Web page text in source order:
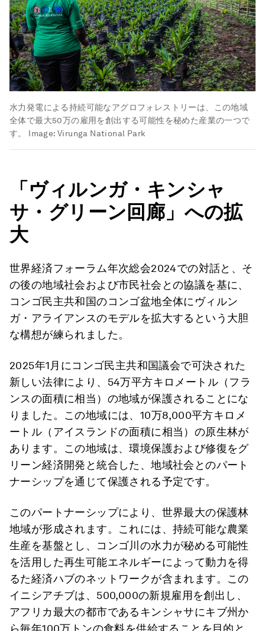
水力発電による持続可能なアグロフォレストリーは、この地域
全体で最大50万の雇用を創出する可能性を秘めた産業の一つで
す。
Image:Virunga National Park
「ヴィルンガ・キンシャ
サ・グリーン回廊」への拡
大
世界経済フォーラム年次総会2024での対話と、そ
の後の地域社会および市民社会との協議を基に、
コンゴ民主共和国のコンゴ盆地全体にヴィルン
ガ・アライアンスのモデルを拡大するという大胆
な構想が練られました。
2025年1月にコンゴ民主共和国議会で可決された
新しい法律により、54万平方キロメートル（フラ
ンスの面積に相当）の地域が保護されることにな
りました。この地域には、10万8,000平方キロメ
ートル（アイスランドの面積に相当）の原生林が
あります。この地域は、環境保護および修復をグ
リーン経済開発と統合した、地域社会とのパート
ナーシップを通じて保護される予定です。
このパートナーシップにより、世界最大の保護林
地域が形成されます。これには、持続可能な農業
生産を基盤とし、コンゴ川の水力が秘める可能性
を活用した再生可能エネルギーによって動力を得
るた経済ハブのネットワークが含まれます。この
イニシアチブは、500,000の新規雇用を創出し、
アフリカ最大の都市であるキンシャサにキブ州か
ら毎年100万トンの食料を供給することを目的と